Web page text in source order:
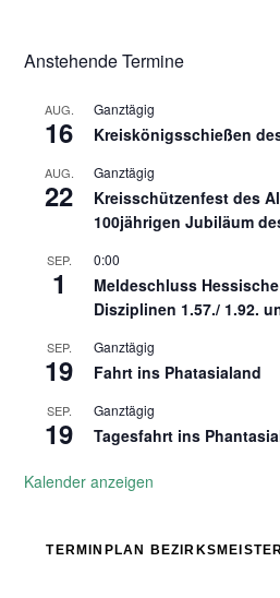
Anstehende Termine
AUG.
16
Ganztägig
Kreiskönigsschießen
AUG.
22
Ganztägig
Kreisschützenfest des
100jährigen Jubiläum
SEP.
1
0:00
Meldeschluss
Disziplinen 1.57./ 1.92.
SEP.
19
Ganztägig
Fahrt ins Phatasialand
SEP.
19
Ganztägig
Tagesfahrt ins
Kalender anzeigen
TERMINPLAN